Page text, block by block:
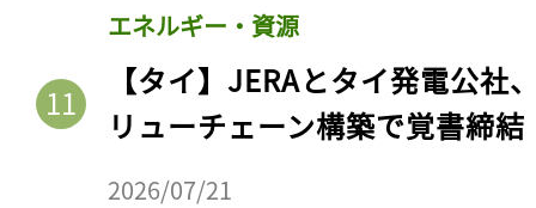
エネルギー・資源
【タイ】JERAとタイ発電公社
リューチェーン構築で覚書締結
2026/07/21